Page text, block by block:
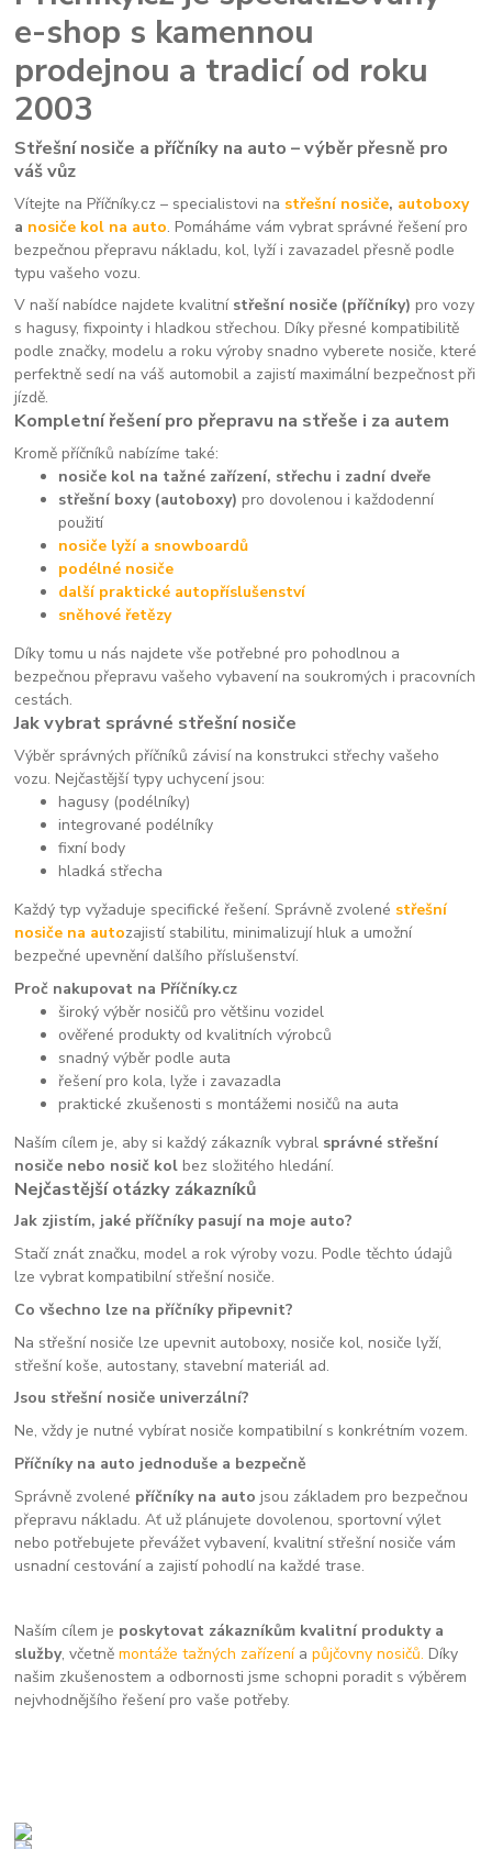
e-shop s kamennou
prodejnou a tradicí od roku
2003
Střešní nosiče a příčníky na auto – výběr přesně pro
váš vůz
Vítejte na Příčníky.cz – specialistovi na střešní nosiče, autoboxy
a nosiče kol na auto. Pomáháme vám vybrat správné řešení pro
bezpečnou přepravu nákladu, kol, lyží i zavazadel přesně podle
typu vašeho vozu.
V naší nabídce najdete kvalitní střešní nosiče (příčníky) pro vozy
s hagusy, fixpointy i hladkou střechou. Díky přesné kompatibilitě
podle značky, modelu a roku výroby snadno vyberete nosiče, které
perfektně sedí na váš automobil a zajistí maximální bezpečnost při
jízdě.
Kompletní řešení pro přepravu na střeše i za autem
Kromě příčníků nabízíme také:
nosiče kol na tažné zařízení, střechu i zadní dveře
střešní boxy (autoboxy) pro dovolenou i každodenní
použití
nosiče lyží a snowboardů
podélné nosiče
další praktické autopříslušenství
sněhové řetězy
Díky tomu u nás najdete vše potřebné pro pohodlnou a
bezpečnou přepravu vašeho vybavení na soukromých i pracovních
cestách.
Jak vybrat správné střešní nosiče
Výběr správných příčníků závisí na konstrukci střechy vašeho
vozu. Nejčastější typy uchycení jsou:
hagusy (podélníky)
integrované podélníky
fixní body
hladká střecha
Každý typ vyžaduje specifické řešení. Správně zvolené střešní
nosiče na autozajistí stabilitu, minimalizují hluk a umožní
bezpečné upevnění dalšího příslušenství.
Proč nakupovat na Příčníky.cz
široký výběr nosičů pro většinu vozidel
ověřené produkty od kvalitních výrobců
snadný výběr podle auta
řešení pro kola, lyže i zavazadla
praktické zkušenosti s montážemi nosičů na auta
Naším cílem je, aby si každý zákazník vybral správné střešní
nosiče nebo nosič kol bez složitého hledání.
Nejčastější otázky zákazníků
Jak zjistím, jaké příčníky pasují na moje auto?
Stačí znát značku, model a rok výroby vozu. Podle těchto údajů
lze vybrat kompatibilní střešní nosiče.
Co všechno lze na příčníky připevnit?
Na střešní nosiče lze upevnit autoboxy, nosiče kol, nosiče lyží,
střešní koše, autostany, stavební materiál ad.
Jsou střešní nosiče univerzální?
Ne, vždy je nutné vybírat nosiče kompatibilní s konkrétním vozem.
Příčníky na auto jednoduše a bezpečně
Správně zvolené příčníky na auto jsou základem pro bezpečnou
přepravu nákladu. Ať už plánujete dovolenou, sportovní výlet
nebo potřebujete převážet vybavení, kvalitní střešní nosiče vám
usnadní cestování a zajistí pohodlí na každé trase.
Naším cílem je poskytovat zákazníkům kvalitní produkty a
služby, včetněmontáže tažných zařízení apůjčovny nosičů. Díky
našim zkušenostem a odbornosti jsme schopni poradit s výběrem
nejvhodnějšího řešení pro vaše potřeby.